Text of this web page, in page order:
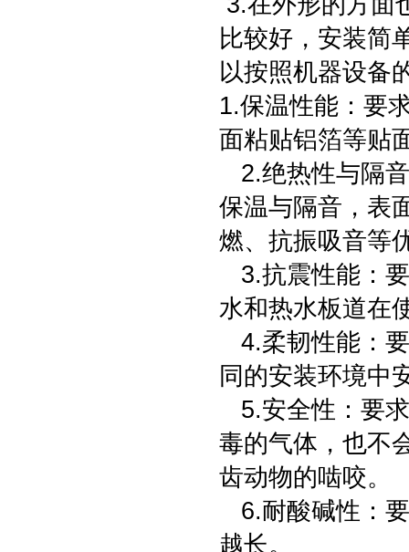
比较好，安装简
以按照机器设备
1.保温性能：要
面粘贴铝箔等贴
2.绝热性与隔
保温与隔音，表
燃、抗振吸音等
3.抗震性能：
水和热水板道在
4.柔韧性能：
同的安装环境中
5.安全性：要
毒的气体，也不
齿动物的啮咬。
6.耐酸碱性：
越长。